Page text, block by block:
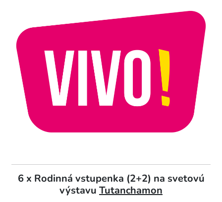
6 x Rodinná vstupenka (2+2) na svetovú
výstavu Tutanchamon